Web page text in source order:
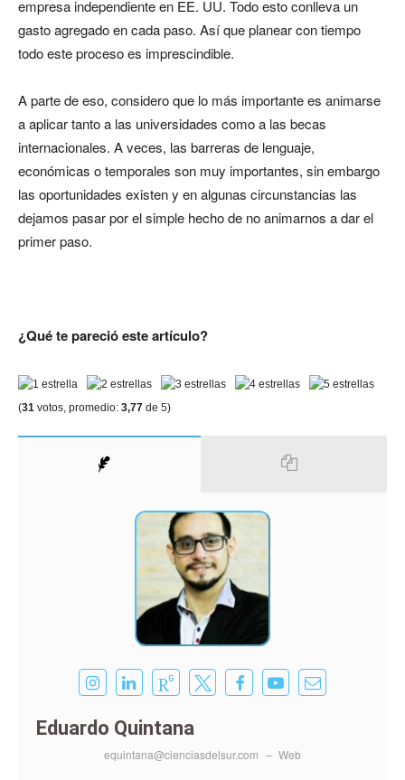
empresa independiente en EE. UU. Todo esto conlleva un
gasto agregado en cada paso. Así que planear con tiempo
todo este proceso es imprescindible.
A parte de eso, considero que lo más importante es animarse
a aplicar tanto a las universidades como a las becas
internacionales. A veces, las barreras de lenguaje,
económicas o temporales son muy importantes, sin embargo
las oportunidades existen y en algunas circunstancias las
dejamos pasar por el simple hecho de no animarnos a dar el
primer paso.
¿Qué te pareció este artículo?
(31 votos, promedio: 3,77 de 5)
Eduardo Quintana
equintana@cienciasdelsur.com – Web